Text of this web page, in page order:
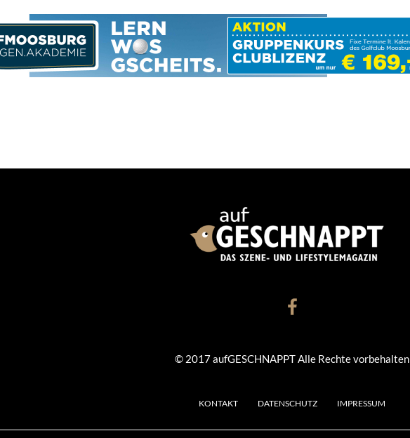
© 2017 aufGESCHNAPPT Alle Rechte vorbehalten
KONTAKT DATENSCHUTZ IMPRESSUM